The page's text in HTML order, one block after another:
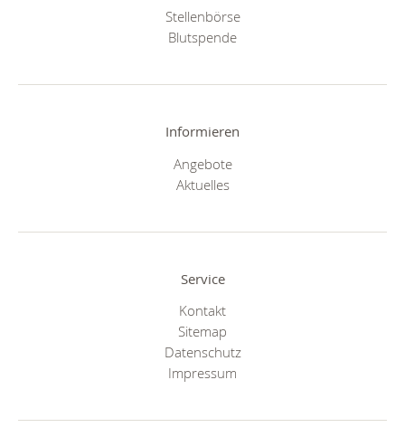
Stellenbörse
Blutspende
Informieren
Angebote
Aktuelles
Service
Kontakt
Sitemap
Datenschutz
Impressum